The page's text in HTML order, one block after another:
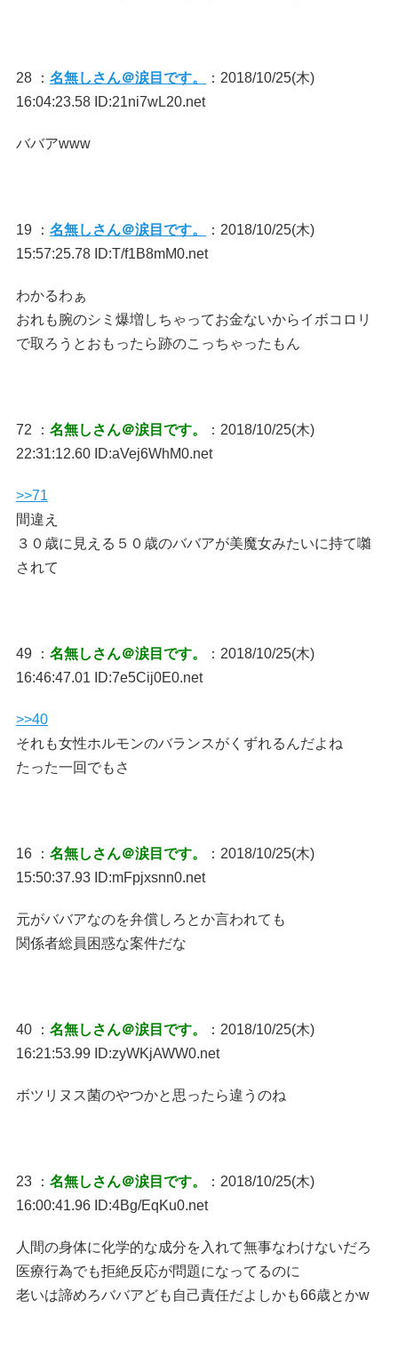
28 ： 名無しさん＠涙目です。
：2018/10/25(木)
16:04:23.58 ID:21ni7wL20.net
ババアwww
19 ： 名無しさん＠涙目です。
：2018/10/25(木)
15:57:25.78 ID:T/f1B8mM0.net
わかるわぁ
おれも腕のシミ爆増しちゃってお金ないからイボコロリ
で取ろうとおもったら跡のこっちゃったもん
72 ： 名無しさん＠涙目です。
：2018/10/25(木)
22:31:12.60 ID:aVej6WhM0.net
>>71
間違え
３０歳に見える５０歳のババアが美魔女みたいに持て囃
されて
49 ： 名無しさん＠涙目です。
：2018/10/25(木)
16:46:47.01 ID:7e5Cij0E0.net
>>40
それも女性ホルモンのバランスがくずれるんだよね
たった一回でもさ
16 ： 名無しさん＠涙目です。
：2018/10/25(木)
15:50:37.93 ID:mFpjxsnn0.net
元がババアなのを弁償しろとか言われても
関係者総員困惑な案件だな
40 ： 名無しさん＠涙目です。
：2018/10/25(木)
16:21:53.99 ID:zyWKjAWW0.net
ボツリヌス菌のやつかと思ったら違うのね
23 ： 名無しさん＠涙目です。
：2018/10/25(木)
16:00:41.96 ID:4Bg/EqKu0.net
人間の身体に化学的な成分を入れて無事なわけないだろ
医療行為でも拒絶反応が問題になってるのに
老いは諦めろババアども自己責任だよしかも66歳とかw